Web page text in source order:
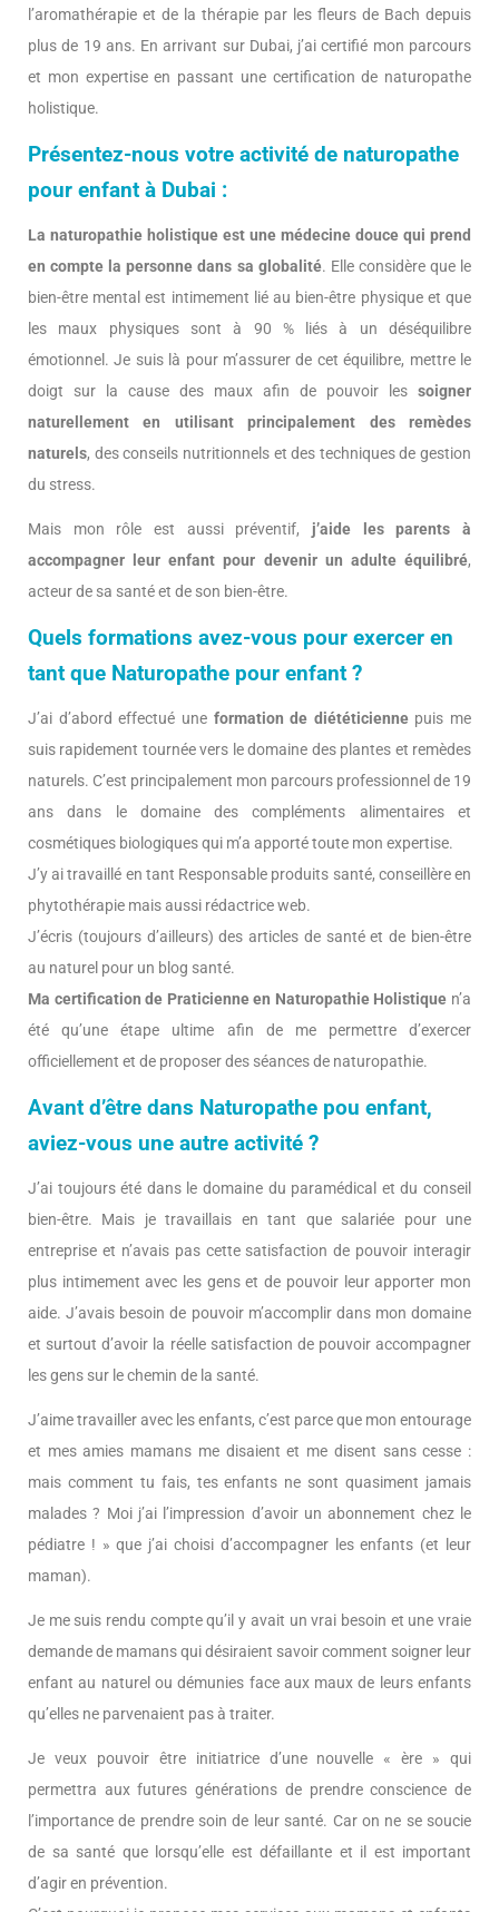
l’aromathérapie et de la thérapie par les fleurs de Bach depuis
plus de 19 ans. En arrivant sur Dubai, j’ai certifié mon parcours
et mon expertise en passant une certification de naturopathe
holistique.
Présentez-nous votre activité de naturopathe
pour enfant à Dubai :
La naturopathie holistique est une médecine douce qui prend
en compte la personne dans sa globalité. Elle considère que le
bien-être mental est intimement lié au bien-être physique et que
les maux physiques sont à 90 % liés à un déséquilibre
émotionnel. Je suis là pour m’assurer de cet équilibre, mettre le
doigt sur la cause des maux afin de pouvoir les soigner
naturellement en utilisant principalement des remèdes
naturels, des conseils nutritionnels et des techniques de gestion
du stress.
Mais mon rôle est aussi préventif, j’aide les parents à
accompagner leur enfant pour devenir un adulte équilibré,
acteur de sa santé et de son bien-être.
Quels formations avez-vous pour exercer en
tant que Naturopathe pour enfant ?
J’ai d’abord effectué une formation de diététiciennepuis me
suis rapidement tournée vers le domaine des plantes et remèdes
naturels. C’est principalement mon parcours professionnel de 19
ans dans le domaine des compléments alimentaires et
cosmétiques biologiques qui m’a apporté toute mon expertise.
J’y ai travaillé en tant Responsable produits santé, conseillère en
phytothérapie mais aussi rédactrice web.
J’écris (toujours d’ailleurs) des articles de santé et de bien-être
au naturel pour un blog santé.
Ma certification de Praticienne en Naturopathie Holistique n’a
été qu’une étape ultime afin de me permettre d’exercer
officiellement et de proposer des séances de naturopathie.
Avant d’être dans Naturopathe pou enfant,
aviez-vous une autre activité ?
J’ai toujours été dans le domaine du paramédical et du conseil
bien-être. Mais je travaillais en tant que salariée pour une
entreprise et n’avais pas cette satisfaction de pouvoir interagir
plus intimement avec les gens et de pouvoir leur apporter mon
aide. J’avais besoin de pouvoir m’accomplir dans mon domaine
et surtout d’avoir la réelle satisfaction de pouvoir accompagner
les gens sur le chemin de la santé.
J’aime travailler avec les enfants, c’est parce que mon entourage
et mes amies mamans me disaient et me disent sans cesse :
mais comment tu fais, tes enfants ne sont quasiment jamais
malades ? Moi j’ai l’impression d’avoir un abonnement chez le
pédiatre ! » que j’ai choisi d’accompagner les enfants (et leur
maman).
Je me suis rendu compte qu’il y avait un vrai besoin et une vraie
demande de mamans qui désiraient savoir comment soigner leur
enfant au naturel ou démunies face aux maux de leurs enfants
qu’elles ne parvenaient pas à traiter.
Je veux pouvoir être initiatrice d’une nouvelle « ère » qui
permettra aux futures générations de prendre conscience de
l’importance de prendre soin de leur santé. Car on ne se soucie
de sa santé que lorsqu’elle est défaillante et il est important
d’agir en prévention.